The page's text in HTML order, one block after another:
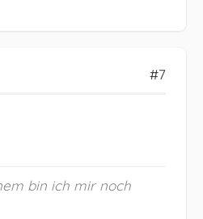
#7
bin ich mir noch